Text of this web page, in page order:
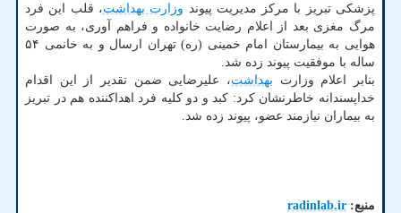
پزشکی تبریز با مرکز مدیریت پیوند وزارت بهداشت، قلب این فرد
مرگ مغزی بعد از اعلام رضایت خانواده و فراهم آوری، به صورت
هوایی به بیمارستان امام خمینی (ره) تهران ارسال و به خانمی ۵۴
ساله با موفقیت پیوند زده شد.
بنابر اعلام وزارت بهداشت، علیرضایی ضمن تقدیر از این اقدام
خداپسندانه خاطرنشان کرد: کبد و دو کلیه فرد اهداکننده هم در تبریز
به بیماران نیازمند عضو، پیوند زده شد.
منبع: radinlab.ir